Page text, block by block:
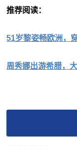
推荐阅读：
51岁黎姿畅欧洲，
周秀娜出游希腊，